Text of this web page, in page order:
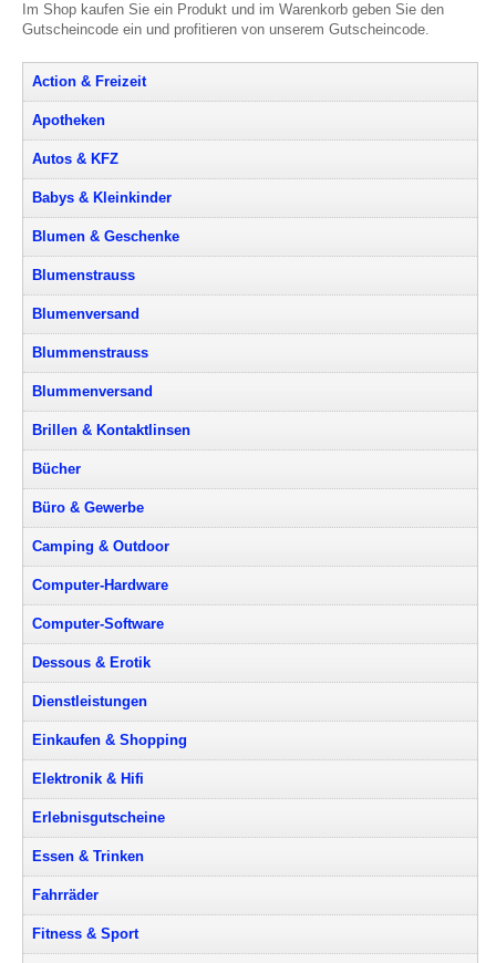
Im Shop kaufen Sie ein Produkt und im Warenkorb geben Sie den
Gutscheincode ein und profitieren von unserem Gutscheincode.
Action & Freizeit
Apotheken
Autos & KFZ
Babys & Kleinkinder
Blumen & Geschenke
Blumenstrauss
Blumenversand
Blummenstrauss
Blummenversand
Brillen & Kontaktlinsen
Bücher
Büro & Gewerbe
Camping & Outdoor
Computer-Hardware
Computer-Software
Dessous & Erotik
Dienstleistungen
Einkaufen & Shopping
Elektronik & Hifi
Erlebnisgutscheine
Essen & Trinken
Fahrräder
Fitness & Sport